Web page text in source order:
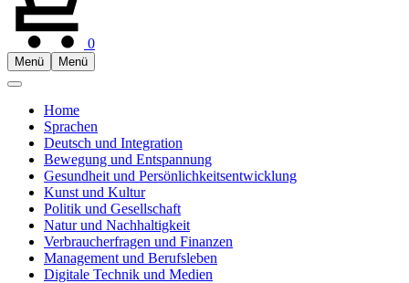
0
Menü Menü
Home
Sprachen
Deutsch und Integration
Bewegung und Entspannung
Gesundheit und Persönlichkeitsentwicklung
Kunst und Kultur
Politik und Gesellschaft
Natur und Nachhaltigkeit
Verbraucherfragen und Finanzen
Management und Berufsleben
Digitale Technik und Medien